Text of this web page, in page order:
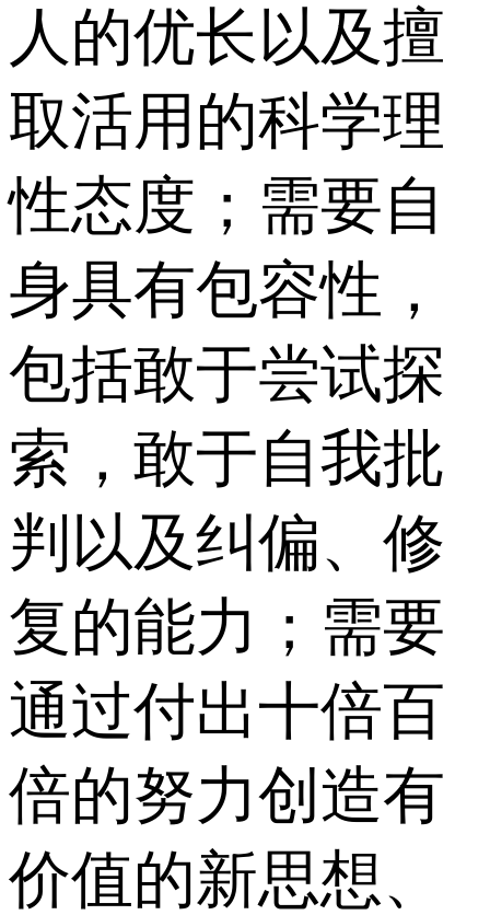
人的优长以及擅
取活用的科学理
性态度；需要自
身具有包容性，
包括敢于尝试探
索，敢于自我批
判以及纠偏、修
复的能力；需要
通过付出十倍百
倍的努力创造有
价值的新思想、